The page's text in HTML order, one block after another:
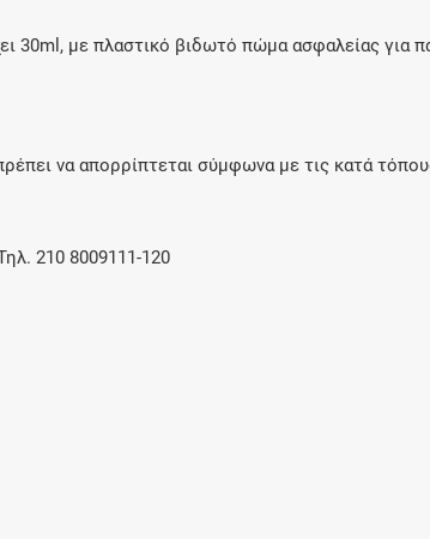
30ml, με πλαστικό βιδωτό πώμα ασφαλείας για
να απορρίπτεται σύμφωνα με τις κατά
210 8009111-120